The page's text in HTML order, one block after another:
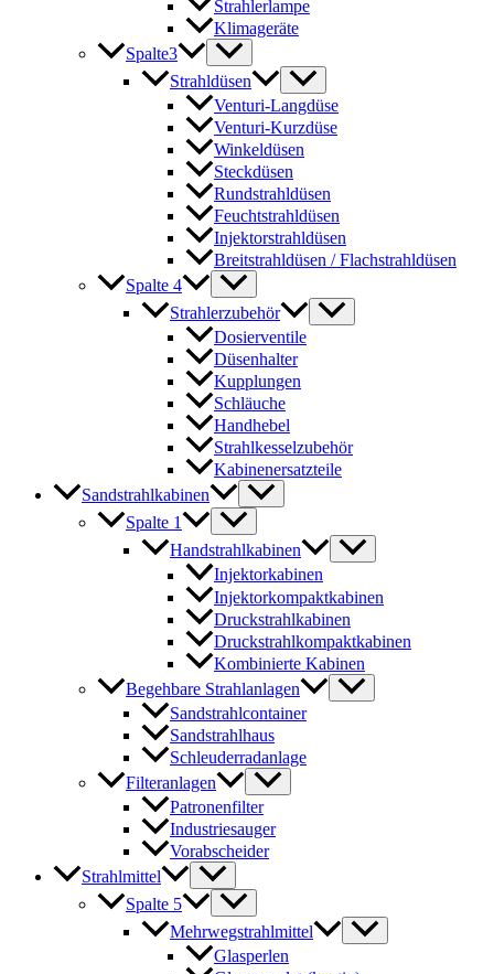
Strahlerlampe
Klimageräte
Spalte3
Strahldüsen
Venturi-Langdüse
Venturi-Kurzdüse
Winkeldüsen
Steckdüsen
Rundstrahldüsen
Feuchtstrahldüsen
Injektorstrahldüsen
Breitstrahldüsen / Flachstrahldüsen
Spalte 4
Strahlerzubehör
Dosierventile
Düsenhalter
Kupplungen
Schläuche
Handhebel
Strahlkesselzubehör
Kabinenersatzteile
Sandstrahlkabinen
Spalte 1
Handstrahlkabinen
Injektorkabinen
Injektorkompaktkabinen
Druckstrahlkabinen
Druckstrahlkompaktkabinen
Kombinierte Kabinen
Begehbare Strahlanlagen
Sandstrahlcontainer
Sandstrahlhaus
Schleuderradanlage
Filteranlagen
Patronenfilter
Industriesauger
Vorabscheider
Strahlmittel
Spalte 5
Mehrwegstrahlmittel
Glasperlen